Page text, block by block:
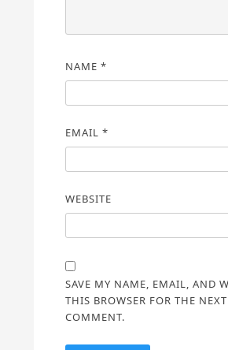
NAME *
EMAIL *
WEBSITE
SAVE MY NAME, EMAIL, AND
THIS BROWSER FOR THE
COMMENT.